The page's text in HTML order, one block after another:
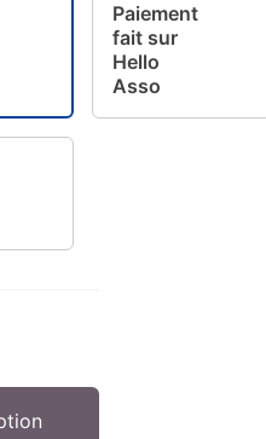
Paiement
fait sur
Hello
Asso